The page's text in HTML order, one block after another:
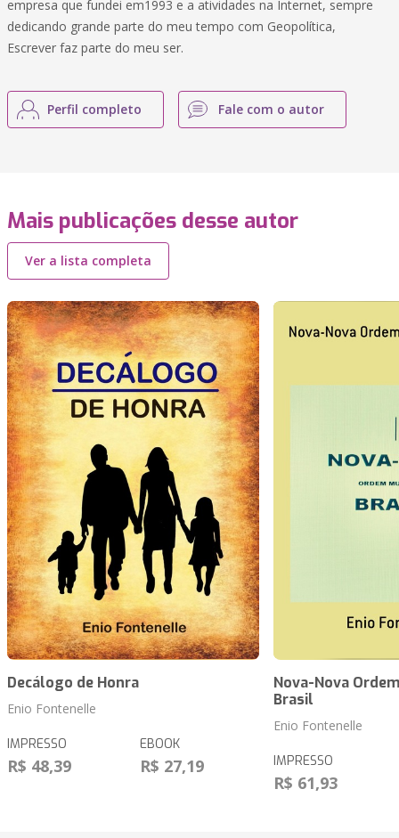
empresa que fundei em1993 e a atividades na Internet, sempre
dedicando grande parte do meu tempo com Geopolítica,
Escrever faz parte do meu ser.
Perfil completo Fale com o autor
Mais publicações desse autor
Ver a lista completa
Decálogo de Honra
Enio Fontenelle
IMPRESSO
R$ 48,39
EBOOK
R$ 27,19
Nova-Nova
Brasil
Enio Fontenelle
IMPRESSO
R$ 61,93